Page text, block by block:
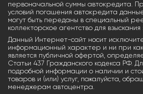
первоначальной суммы автокредита.
условий погашения автокредита
могут быть переданы в специальный
коллекторское агентство для взыскания
Данный Интернет-сайт носит
информационный характер и ни при
является публичной офертой,
Статьи 437 Гражданского кодекса РФ.
подробной информации о наличии и
товаров и (или) услуг, пожалуйста,
менеджерам автоцентра.